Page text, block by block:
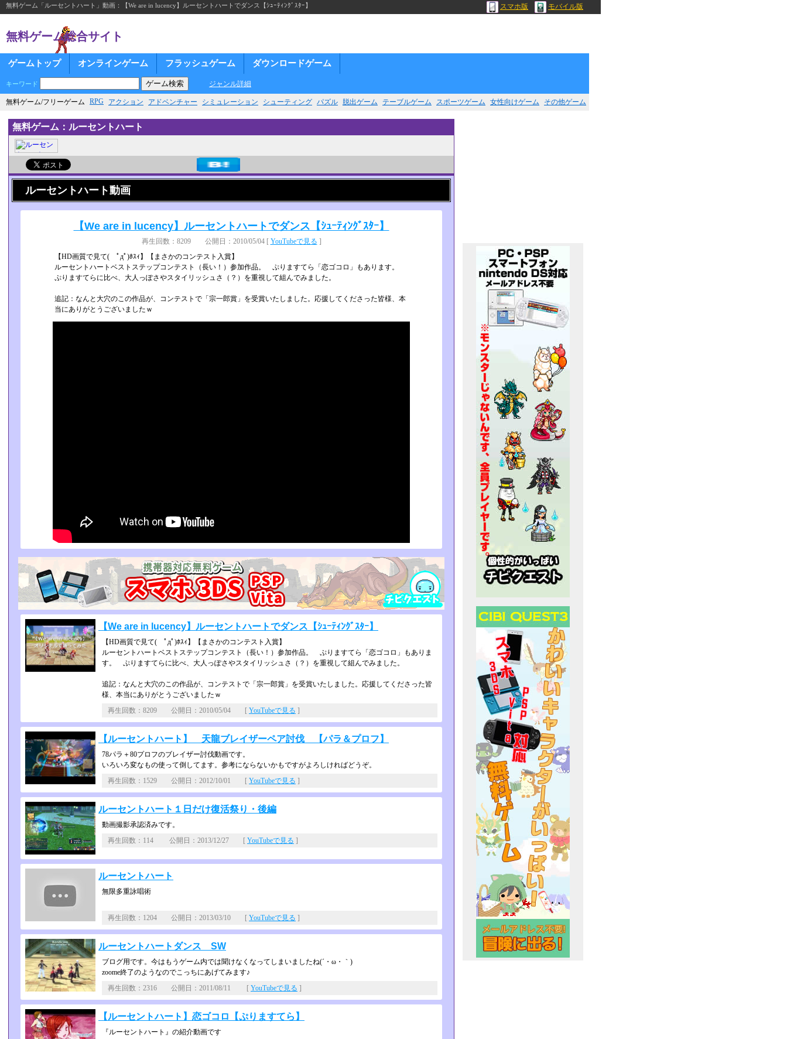
無料ゲーム「ルーセントハート」動画：【We are in lucency】ルーセントハートでダンス【ｼｭｰﾃｨﾝｸﾞｽﾀｰ】 スマホ版 モバイル版
無料ゲーム総合サイト
ゲームトップ オンラインゲーム フラッシュゲーム ダウンロードゲーム
キーワード ジャンル詳細
無料ゲーム/フリーゲーム RPG アクション アドベンチャー シミュレーション シューティング パズル 脱出ゲーム テーブルゲーム スポーツゲーム 女性向けゲーム その他ゲーム
無料ゲーム：ルーセントハート
ルーセントハート動画
【We are in lucency】ルーセントハートでダンス【ｼｭｰﾃｨﾝｸﾞｽﾀｰ】
再生回数：8209 公開日：2010/05/04 [ YouTubeで見る ]
【HD画質で見て( ﾟдﾟ)ﾎｽｨ】【まさかのコンテスト入賞】
ルーセントハートベストステップコンテスト（長い！）参加作品。 ぷりますてら「恋ゴコロ」もあります。
ぷりますてらに比べ、大人っぽさやスタイリッシュさ（？）を重視して組んでみました。
追記：なんと大穴のこの作品が、コンテストで「宗一郎賞」を受賞いたしました。応援し­てくださった皆様、本
当にありがとうございましたｗ
【We are in lucency】ルーセントハートでダンス【ｼｭｰﾃｨﾝｸﾞｽﾀｰ】
【HD画質で見て( ﾟдﾟ)ﾎｽｨ】【まさかのコンテスト入賞】
ルーセントハートベストステップコンテスト（長い！）参加作品。 ぷりますてら「恋ゴコロ」もありま
す。 ぷりますてらに比べ、大人っぽさやスタイリッシュさ（？）を重視して組んでみました。
追記：なんと大穴のこの作品が、コンテストで「宗一郎賞」を受賞いたしました。応援し­てくださった皆
様、本当にありがとうございましたｗ
再生回数：8209 公開日：2010/05/04 [ YouTubeで見る ]
【ルーセントハート】 天龍ブレイザーペア討伐 【パラ＆プロフ】
78パラ＋80プロフのブレイザー討伐動画です。
いろいろ変なもの使って倒してます。参考にならないかもですがよろしければどうぞ。
再生回数：1529 公開日：2012/10/01 [ YouTubeで見る ]
ルーセントハート１日だけ復活祭り・後編
動画撮影承認済みです。
再生回数：114 公開日：2013/12/27 [ YouTubeで見る ]
ルーセントハート
無限多重詠唱術
再生回数：1204 公開日：2013/03/10 [ YouTubeで見る ]
ルーセントハートダンス SW
ブログ用です。今はもうゲーム内では聞けなくなってしまいましたね(´・ω・｀)
zoome終了のようなのでこっちにあげてみます♪
再生回数：2316 公開日：2011/08/11 [ YouTubeで見る ]
【ルーセントハート】恋ゴコロ【ぷりますてら】
『ルーセントハート』の紹介動画です